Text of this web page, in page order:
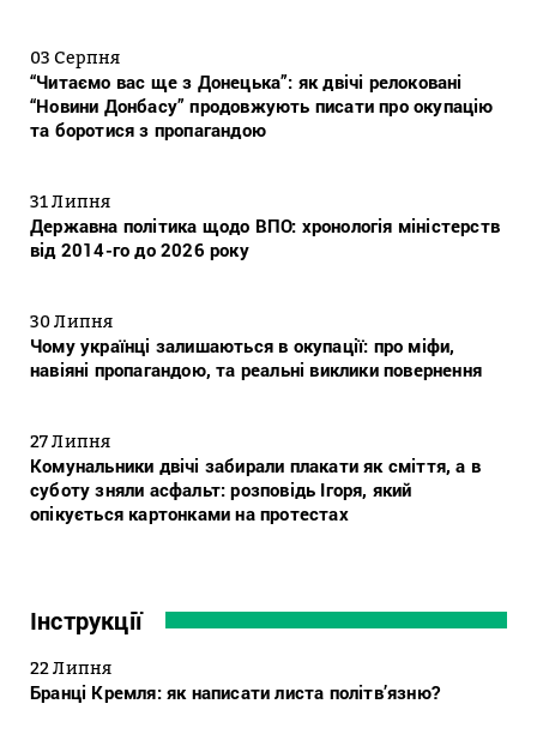
03 Серпня
“Читаємо вас ще з Донецька”: як двічі релоковані
“Новини Донбасу” продовжують писати про окупацію
та боротися з пропагандою
31 Липня
Державна політика щодо ВПО: хронологія міністерств
від 2014-го до 2026 року
30 Липня
Чому українці залишаються в окупації: про міфи,
навіяні пропагандою, та реальні виклики повернення
27 Липня
Комунальники двічі забирали плакати як сміття, а в
суботу зняли асфальт: розповідь Ігоря, який
опікується картонками на протестах
Інструкції
22 Липня
Бранці Кремля: як написати листа політв’язню?